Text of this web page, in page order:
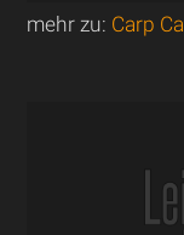
mehr zu: Carp